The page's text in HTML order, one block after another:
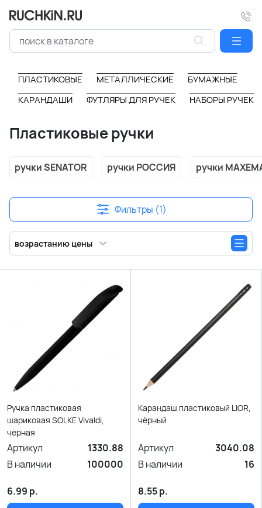
ПЛАСТИКОВЫЕ МЕТАЛЛИЧЕСКИЕ
БУМАЖНЫЕ
КАРАНДАШИ
ФУТЛЯРЫ ДЛЯ РУЧЕК НАБОРЫ РУЧЕК
Пластиковые ручки
ручки SENATOR ручки РОССИЯ ручки
Фильтры (1)
возрастанию цены
Ручка пластиковая
шариковая SOLKE Vivaldi,
чёрная
Артикул
1330.88
В наличии
100000
6.99 р.
Карандаш пластиковый LIOR,
чёрный
Артикул
3040.08
В наличии
16
8.55р.